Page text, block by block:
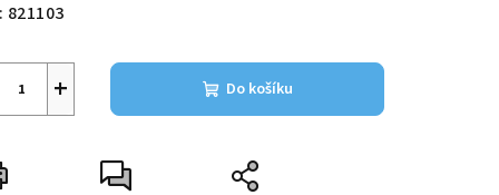
821103
+ Do košíku